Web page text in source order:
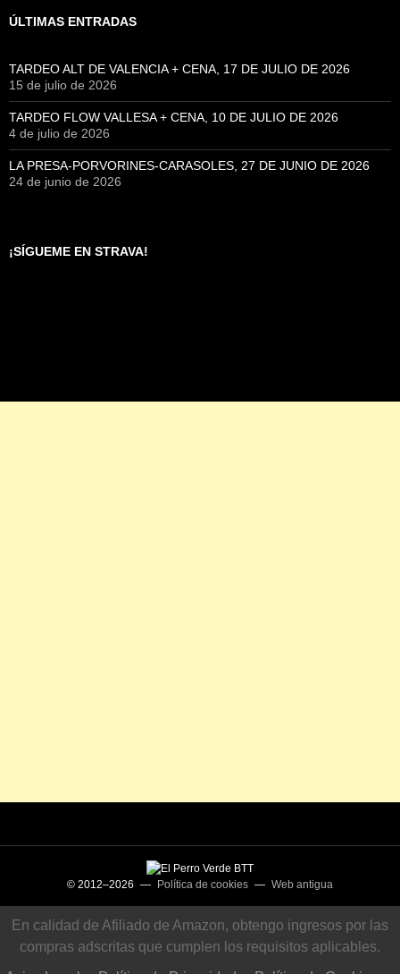
ÚLTIMAS ENTRADAS
TARDEO ALT DE VALENCIA + CENA, 17 DE JULIO DE 2026
15 de julio de 2026
TARDEO FLOW VALLESA + CENA, 10 DE JULIO DE 2026
4 de julio de 2026
LA PRESA-PORVORINES-CARASOLES, 27 DE JUNIO DE 2026
24 de junio de 2026
¡SÍGUEME EN STRAVA!
© 2012–2026 — Política de cookies — Web antigua
En calidad de Afiliado de Amazon, obtengo ingresos por las
compras adscritas que cumplen los requisitos aplicables.